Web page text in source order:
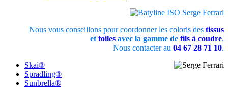
Nous vous conseillons pour coordonner les coloris des tissus
et toiles avec la gamme de fils à coudre.
Nous contacter au 04 67 28 71 10.
Skai®
Spradling®
Sunbrella®